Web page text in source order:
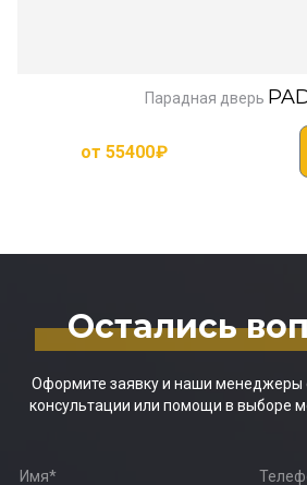
Парадная дверь
от 55400₽
Остались
Оформите заявку и наши менеджеры
консультации или помощи в выборе